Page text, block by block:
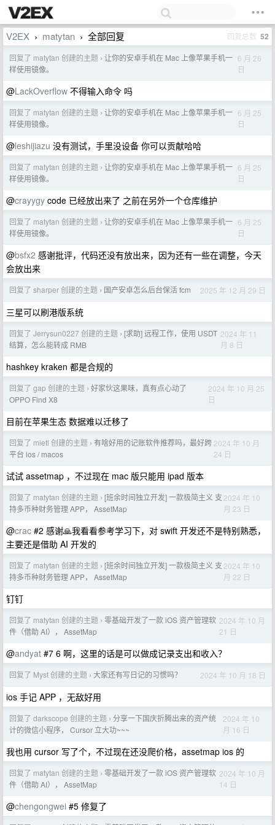
V2EX › matytan › 全部回复 回复总数 52
回复了 matytan 创建的主题 › 让你的安卓手机在 Mac 上像苹果手机一
样使用镜像。
6 月 26
日
@LackOverflow 不得输入命令 吗
回复了 matytan 创建的主题 › 让你的安卓手机在 Mac 上像苹果手机一
样使用镜像。
6 月 25
日
@leshijiazu 没有测试，手里没设备 你可以贡献哈哈
回复了 matytan 创建的主题 › 让你的安卓手机在 Mac 上像苹果手机一
样使用镜像。
6 月 25
日
@crayygy code 已经放出来了 之前在另外一个仓库维护
回复了 matytan 创建的主题 › 让你的安卓手机在 Mac 上像苹果手机一
样使用镜像。
6 月 25
日
@bsfx2 感谢批评，代码还没有放出来，因为还有一些在调整，今天
会放出来
回复了 sharper 创建的主题 › 国产安卓怎么后台保活 fcm 2025 年 12 月 29 日
三星可以刷港版系统
回复了 Jerrysun0227 创建的主题 › [求助] 远程工作，使用 USDT
结算，怎么能转成 RMB
2024 年 11
月 8 日
hashkey kraken 都是合规的
回复了 gap 创建的主题 › 好家伙这果味，真有点心动了
OPPO Find X8
2024 年 10 月 25
日
目前在苹果生态 数据难以迁移了
回复了 mietl 创建的主题 › 有啥好用的记账软件推荐吗，最好跨
平台 ios / macos
2024 年 10 月
24 日
试试 assetmap ，不过现在 mac 版只能用 ipad 版本
回复了 matytan 创建的主题 › [班余时间独立开发] 一款极简主义 支
持多币种财务管理 APP， AssetMap
2024 年 10
月 23 日
@crac #2 感谢🙏我看看参考学习下，对 swift 开发还不是特别熟悉，
主要还是借助 AI 开发的
回复了 matytan 创建的主题 › [班余时间独立开发] 一款极简主义 支
持多币种财务管理 APP， AssetMap
2024 年 10
月 22 日
钉钉
回复了 matytan 创建的主题 › 零基础开发了一款 iOS 资产管理软
件（借助 AI）， AssetMap
2024 年 10 月
21 日
@andyat #7 6 啊，这里的话是可以做成记录支出和收入？
回复了 Myst 创建的主题 › 大家还有写日记的习惯吗？ 2024 年 10 月 18 日
ios 手记 APP ，无敌好用
回复了 darkscope 创建的主题 › 分享一下国庆折腾出来的资产统
计的微信小程序， Cursor 立大功~~~
2024 年 10
月 16 日
我也用 cursor 写了个，不过现在还没爬价格，assetmap ios 的
回复了 matytan 创建的主题 › 零基础开发了一款 iOS 资产管理软
件（借助 AI）， AssetMap
2024 年 10 月
14 日
@chengongwei #5 修复了